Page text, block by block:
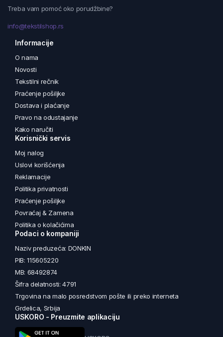
Treba vam pomoć oko porudžbine?
info@tekstilshop.rs
Informacije
O nama
Novosti
Tekstilni rečnik
Praćenje pošiljke
Dostava i plaćanje
Pravo na odustajanje
Kako naručiti
Korisnički servis
Moj nalog
Uslovi korišćenja
Reklamacije
Politika privatnosti
Praćenje pošiljke
Povraćaj & Zamena
Politika o kolačićima
Podaci o kompaniji
Naziv preduzeća: DONKIN
PIB: 115605220
MB: 68492874
Šifra delatnosti: 4791
Trgovina na malo posredstvom pošte ili preko interneta
Grdelica, Srbija
USKORO - Preuzmite aplikaciju